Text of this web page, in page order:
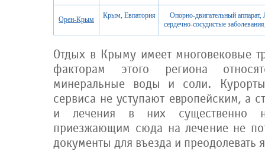
Орен-Крым Крым, Евпатория
Опорно-двигательный
сердечно-сосудистые
Отдых в Крыму имеет многовековые
факторам этого региона
минеральные воды и соли.
сервиса не уступают европейским, а
и лечения в них
приезжающим сюда на лечение не
документы для въезда и преодолевать